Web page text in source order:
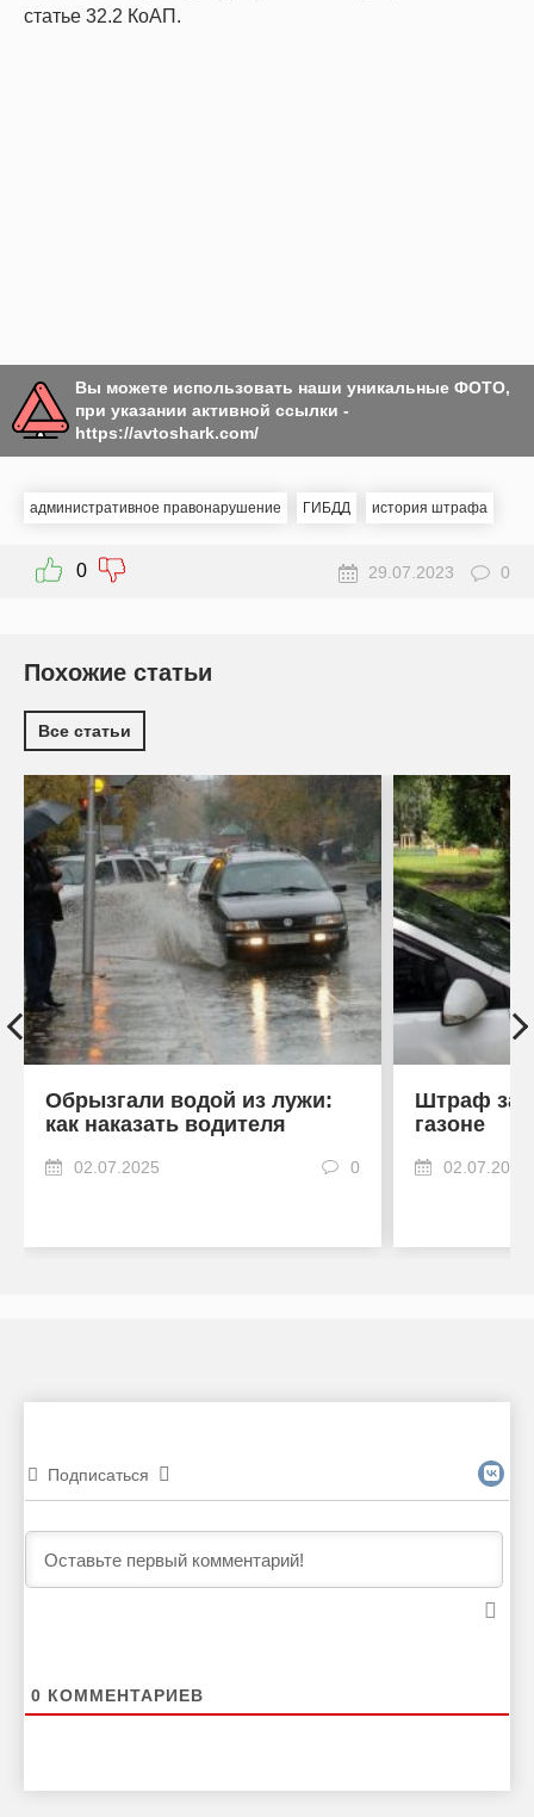
статье 32.2 КоАП.
Вы можете использовать наши уникальные ФОТО,
при указании активной ссылки -
https://avtoshark.com/
административное правонарушение ГИБДД история штрафа
0 29.07.2023 0
Похожие статьи
Все статьи
Обрызгали водой из лужи:
как наказать водителя
02.07.2025 0
Штраф за
газоне
02.07.2025
Подписаться
0 КОММЕНТАРИЕВ